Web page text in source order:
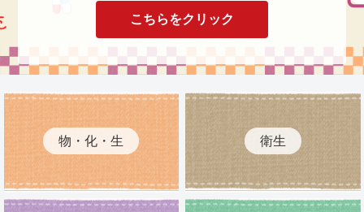
こちらをクリック
物・化・生 衛生